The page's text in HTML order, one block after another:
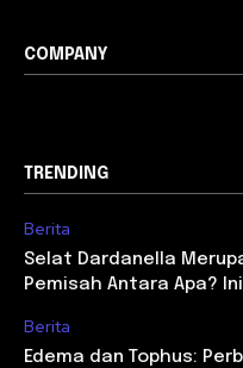
COMPANY
TRENDING
Berita
Selat Dardanella
Pemisah Antara Apa?
Berita
Edema dan Tophus: